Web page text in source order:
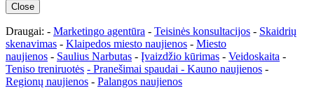
Close
Draugai: - Marketingo agentūra - Teisinės konsultacijos - Skaidrių
skenavimas - Klaipedos miesto naujienos - Miesto
naujienos - Saulius Narbutas - Įvaizdžio kūrimas - Veidoskaita -
Teniso treniruotės - Pranešimai spaudai - Kauno naujienos -
Regionų naujienos - Palangos naujienos